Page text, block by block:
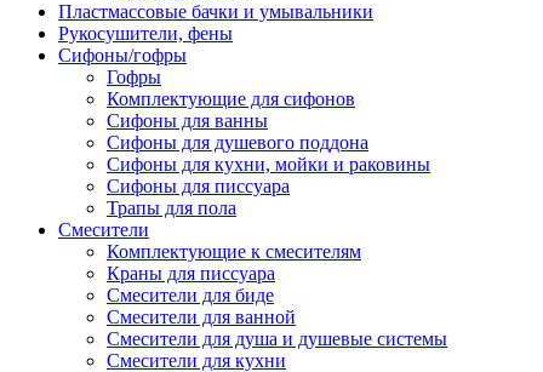
Пластмассовые бачки и умывальники
Рукосушители, фены
Сифоны/гофры
Гофры
Комплектующие для сифонов
Сифоны для ванны
Сифоны для душевого поддона
Сифоны для кухни, мойки и раковины
Сифоны для писсуара
Трапы для пола
Смесители
Комплектующие к смесителям
Краны для писсуара
Смесители для биде
Смесители для ванной
Смесители для душа и душевые системы
Смесители для кухни